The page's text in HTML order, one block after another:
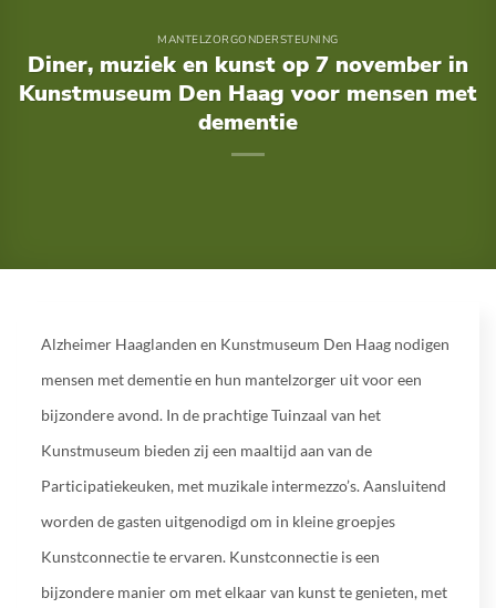
MANTELZORGONDERSTEUNING
Diner, muziek en kunst op 7 november in
Kunstmuseum Den Haag voor mensen met
dementie
Alzheimer Haaglanden en Kunstmuseum Den Haag nodigen
mensen met dementie en hun mantelzorger uit voor een
bijzondere avond. In de prachtige Tuinzaal van het
Kunstmuseum bieden zij een maaltijd aan van de
Participatiekeuken, met muzikale intermezzo’s. Aansluitend
worden de gasten uitgenodigd om in kleine groepjes
Kunstconnectie te ervaren. Kunstconnectie is een
bijzondere manier om met elkaar van kunst te genieten, met